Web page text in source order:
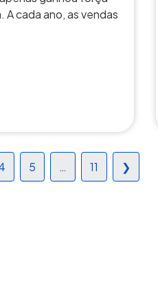
cada ano, as vendas
5 … 11 ❯